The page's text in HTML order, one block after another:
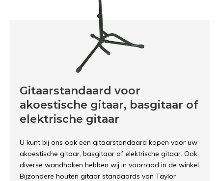
Gitaarstandaard voor
akoestische gitaar, basgitaar of
elektrische gitaar
U kunt bij ons ook een gitaarstandaard kopen voor uw
akoestische gitaar, basgitaar of elektrische gitaar. Ook
diverse wandhaken hebben wij in voorraad in de winkel.
Bijzondere houten gitaar standaards van Taylor